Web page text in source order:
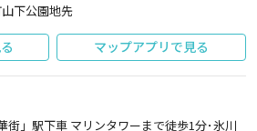
下公園地先
マップアプリで見る
街」駅下車 マリンタワーまで徒歩1分･氷川